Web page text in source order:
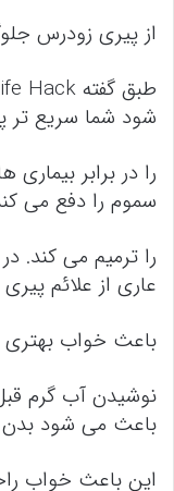
از پیری زودرس
شود شما سریع تر
را در برابر
سموم را دفع می
را ترمیم می کند.
عاری از علائم
باعث خواب
نوشیدن آب گرم
باعث می شود
این باعث خواب